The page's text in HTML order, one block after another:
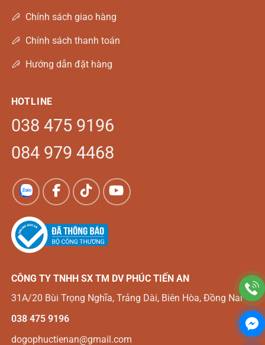
Chính sách giao hàng
Chính sách thanh toán
Hướng dẫn đặt hàng
HOTLINE
038 475 9196
084 979 4468
CÔNG TY TNHH SX TM DV PHÚC TIẾN AN
31A/20 Bùi Trọng Nghĩa, Trảng Dài, Biên Hòa, Đồng Nai
038 475 9196
dogophuctienan@gmail.com